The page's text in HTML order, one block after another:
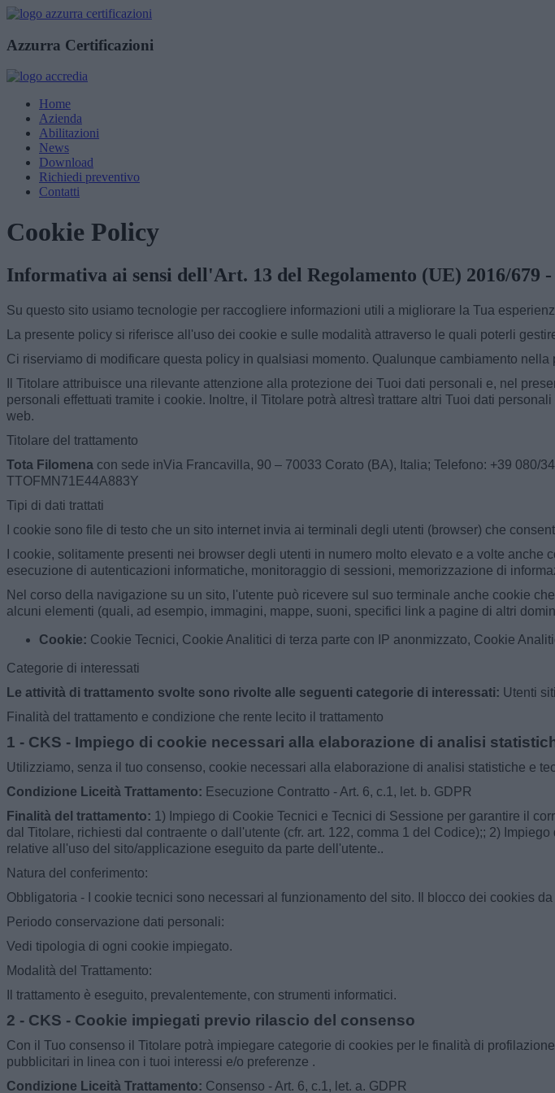
Azzurra Certificazioni
Home
Azienda
Abilitazioni
News
Download
Richiedi preventivo
Contatti
Cookie Policy
Informativa ai sensi dell'Art. 13 del Regolamento (UE) 2016/679
Su questo sito usiamo tecnologie per raccogliere informazioni utili a migliorare la Tua
La presente policy si riferisce all'uso dei cookie e sulle modalità attraverso le quali poterli
Ci riserviamo di modificare questa policy in qualsiasi momento. Qualunque cambiamento
Il Titolare attribuisce una rilevante attenzione alla protezione dei Tuoi dati personali e, nel
personali effettuati tramite i cookie. Inoltre, il Titolare potrà altresì trattare altri Tuoi dati
web.
Titolare del trattamento
Tota Filomena con sede inVia Francavilla, 90 – 70033 Corato (BA), Italia; Telefono: +39 080/
TTOFMN71E44A883Y
Tipi di dati trattati
I cookie sono file di testo che un sito internet invia ai terminali degli utenti (browser) che
I cookie, solitamente presenti nei browser degli utenti in numero molto elevato e a volte
esecuzione di autenticazioni informatiche, monitoraggio di sessioni, memorizzazione di
Nel corso della navigazione su un sito, l'utente può ricevere sul suo terminale anche cookie
alcuni elementi (quali, ad esempio, immagini, mappe, suoni, specifici link a pagine di altri
Cookie: Cookie Tecnici, Cookie Analitici di terza parte con IP anonmizzato, Cookie
Categorie di interessati
Le attività di trattamento svolte sono rivolte alle seguenti categorie di interessati: Utenti
Finalità del trattamento e condizione che rente lecito il trattamento
1 - CKS - Impiego di cookie necessari alla elaborazione di analisi
Utilizziamo, senza il tuo consenso, cookie necessari alla elaborazione di analisi statistiche e
Condizione Liceità Trattamento: Esecuzione Contratto - Art. 6, c.1, let. b. GDPR
Finalità del trattamento: 1) Impiego di Cookie Tecnici e Tecnici di Sessione per garantire il
dal Titolare, richiesti dal contraente o dall'utente (cfr. art. 122, comma 1 del Codice);; 2)
relative all'uso del sito/applicazione eseguito da parte dell'utente..
Natura del conferimento:
Obbligatoria - I cookie tecnici sono necessari al funzionamento del sito. Il blocco dei cookies
Periodo conservazione dati personali:
Vedi tipologia di ogni cookie impiegato.
Modalità del Trattamento:
Il trattamento è eseguito, prevalentemente, con strumenti informatici.
2 - CKS - Cookie impiegati previo rilascio del consenso
Con il Tuo consenso il Titolare potrà impiegare categorie di cookies per le finalità di
pubblicitari in linea con i tuoi interessi e/o preferenze .
Condizione Liceità Trattamento: Consenso - Art. 6, c.1, let. a. GDPR